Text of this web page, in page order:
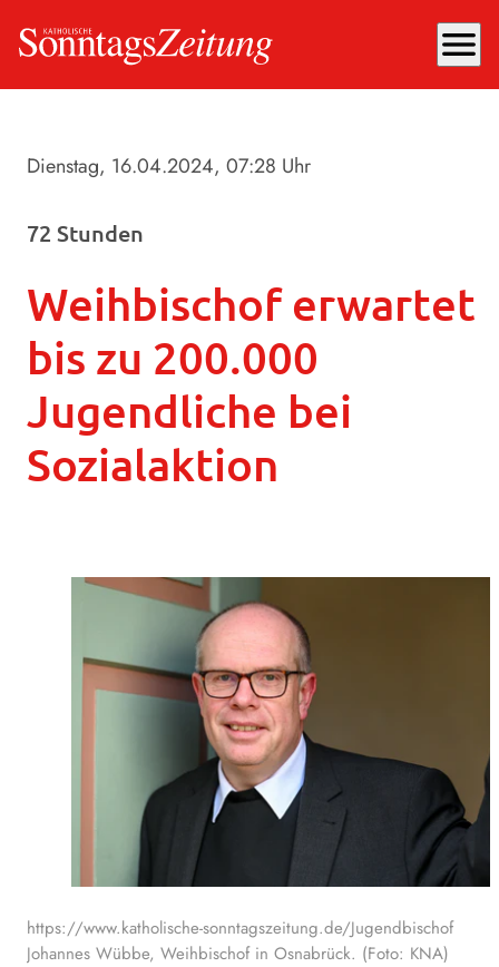
menu
Dienstag, 16.04.2024, 07:28 Uhr
72 Stunden
Weihbischof erwartet
bis zu 200.000
Jugendliche bei
Sozialaktion
https://www.katholische-sonntagszeitung.de/Jugendbischof
Johannes Wübbe, Weihbischof in Osnabrück. (Foto: KNA)